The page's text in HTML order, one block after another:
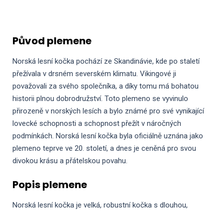
Původ plemene
Norská lesní kočka pochází ze Skandinávie, kde po staletí
přežívala v drsném severském klimatu. Vikingové ji
považovali za svého společníka, a díky tomu má bohatou
historii plnou dobrodružství. Toto plemeno se vyvinulo
přirozeně v norských lesích a bylo známé pro své vynikající
lovecké schopnosti a schopnost přežít v náročných
podmínkách. Norská lesní kočka byla oficiálně uznána jako
plemeno teprve ve 20. století, a dnes je ceněná pro svou
divokou krásu a přátelskou povahu.
Popis plemene
Norská lesní kočka je velká, robustní kočka s dlouhou,